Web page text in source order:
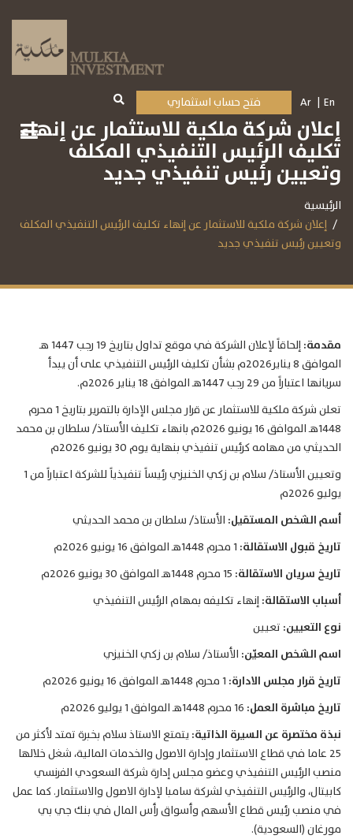
En
Ar فتح حساب استثماري
إعلان شركة ملكية للاستثمار عن إنهاء
تكليف الرئيس التنفيذي المكلف
وتعيين رئيس تنفيذي جديد
الرئيسية
إعلان شركة ملكية للاستثمار عن إنهاء تكليف الرئيس التنفيذي المكلف
وتعيين رئيس تنفيذي جديد
مقدمة:
إلحاقاً لإعلان الشركة في موقع تداول بتاريخ 19 رجب 1447 هـ
الموافق 8 يناير2026م بشأن تكليف الرئيس التنفيذي على أن يبدأ
سريانها اعتباراً من 29 رجب 1447هـ الموافق 18 يناير 2026م.
تعلن شركة ملكية للاستثمار عن قرار مجلس الإدارة بالتمرير بتاريخ 1 محرم
1448هـ الموافق 16 يونيو 2026م بانهاء تكليف الأستاذ/ سلطان بن محمد
الحديثي من مهامه كرئيس تنفيذي بنهاية يوم 30 يونيو 2026م
وتعيين الأستاذ/ سلام بن زكي الخنيزي رئيساً تنفيذياً للشركة اعتباراً من 1
يوليو 2026م
أسم الشخص المستقيل: الأستاذ/ سلطان بن محمد الحديثي
تاريخ قبول الاستقالة:
تاريخ سريان الاستقالة:
أسباب الاستقالة:إنهاء تكليفه بمهام الرئيس التنفيذي
نوع التعيين: تعيين
اسم الشخص المعيّن: الأستاذ/ سلام بن زكي الخنيزي
تاريخ قرار مجلس الادارة:
تاريخ مباشرة العمل: 16 محرم 1448هـ الموافق 1 يوليو 2026م
نبذة مختصرة عن السيرة الذاتية: يتمتع الاستاذ سلام بخبرة تمتد لأكثر من
25 عاما في قطاع الاستثمار وإدارة الاصول والخدمات المالية، شغل خلالها
منصب الرئيس التنفيذي وعضو مجلس إدارة شركة السعودي الفرنسي
كابيتال، والرئيس التنفيذي لشركة سامبا لإدارة الاصول والاستثمار. كما عمل
في منصب رئيس قطاع الأسهم وأسواق رأس المال في بنك جي بي
مورغان (السعودية).